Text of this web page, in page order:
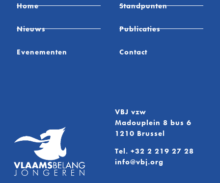
Home
Nieuws
Evenementen
Standpunten
Publicaties
Contact
VBJ vzw
Madouplein 8 bus 6
1210 Brussel
Tel. +32 2 219 27 28
info@vbj.org